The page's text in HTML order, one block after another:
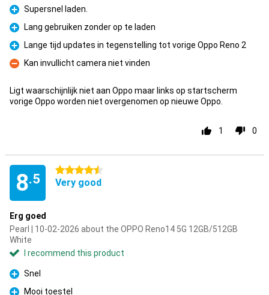
Pro
Supersnel laden.
Pro
Lang gebruiken zonder op te laden
Pro
Lange tijd updates in tegenstelling tot vorige Oppo Reno 2
Con
Kan invullicht camera niet vinden
Ligt waarschijnlijk niet aan Oppo maar links op startscherm
vorige Oppo worden niet overgenomen op nieuwe Oppo.
1 0
8.5
4.5 stars
Very good
Erg goed
Pearl | 10-02-2026 about the OPPO Reno14 5G 12GB/512GB
White
I recommend this product
Pro
Snel
Mooi toestel